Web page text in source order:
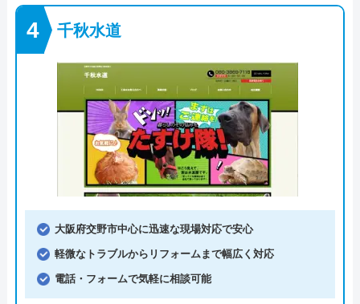
千秋水道
大阪府交野市中心に迅速な現場対応で安心
軽微なトラブルからリフォームまで幅広く対応
電話・フォームで気軽に相談可能